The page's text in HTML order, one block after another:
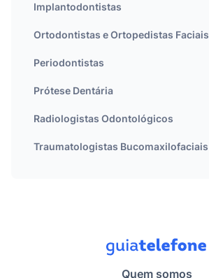
Implantodontistas
Ortodontistas e Ortopedistas Faciais
Periodontistas
Prótese Dentária
Radiologistas Odontológicos
Traumatologistas Bucomaxilofaciais
Quem somos